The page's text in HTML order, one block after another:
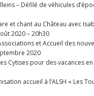
– Défilé de véhicules
et chant au Château avec
2020 – 20h30
et Accueil des
2020
Cytises pour des vacances
accueil à l’ALSH « Les